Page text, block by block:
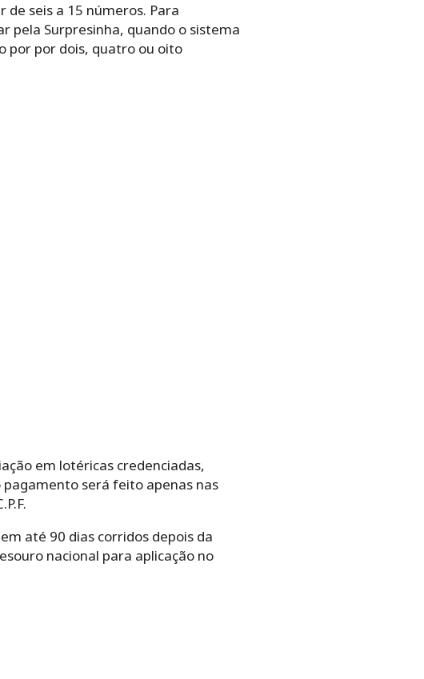
de seis a 15 números. Para
pela Surpresinha, quando o sistema
por por dois, quatro ou oito
em lotéricas credenciadas,
pagamento será feito apenas nas
até 90 dias corridos depois da
nacional para aplicação no